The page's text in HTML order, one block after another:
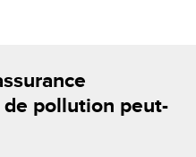
pollution peut-